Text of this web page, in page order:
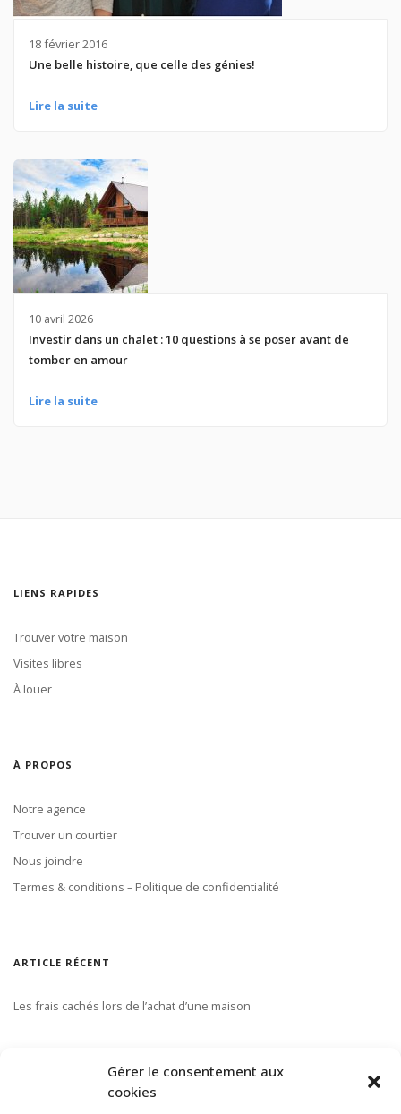
Gérer le consentement aux
cookies
18 février 2016
Une belle histoire, que celle des génies!
Lire la suite
10 avril 2026
Investir dans un chalet : 10 questions à se poser avant de
tomber en amour
Lire la suite
LIENS RAPIDES
Trouver votre maison
Visites libres
À louer
À PROPOS
Notre agence
Trouver un courtier
Nous joindre
Termes & conditions – Politique de confidentialité
ARTICLE RÉCENT
Les frais cachés lors de l’achat d’une maison